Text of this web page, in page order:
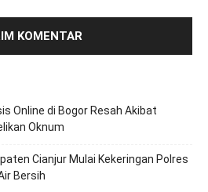
Online di Bogor Resah Akibat
Oknum
Cianjur Mulai Kekeringan Polres
Bersih